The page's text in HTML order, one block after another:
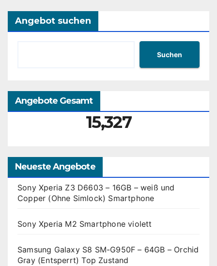
Angebot suchen
Suchen
Angebote Gesamt
15,327
Neueste Angebote
Sony Xperia Z3 D6603 – 16GB – weiß und
Copper (Ohne Simlock) Smartphone
Sony Xperia M2 Smartphone violett
Samsung Galaxy S8 SM-G950F – 64GB – Orchid
Gray (Entsperrt) Top Zustand